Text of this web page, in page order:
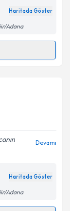
Aydınlatma
belirtilen
Haritada Göster
Adana
talebi
için bir
Aydınlatma
belirtilen
Devamı
Haritada Göster
Adana